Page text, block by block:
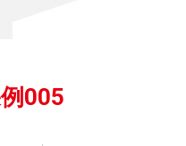
005